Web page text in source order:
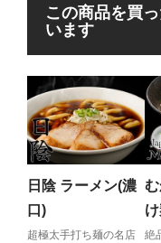
この商品を買
います
日陰 ラーメン(濃
口)
超極太手打ち麺の名店
絶